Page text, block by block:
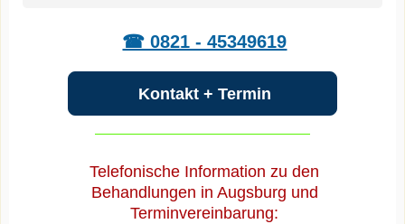
☎ 0821 - 45349619
Kontakt + Termin
Telefonische Information zu den
Behandlungen in Augsburg und
Terminvereinbarung: